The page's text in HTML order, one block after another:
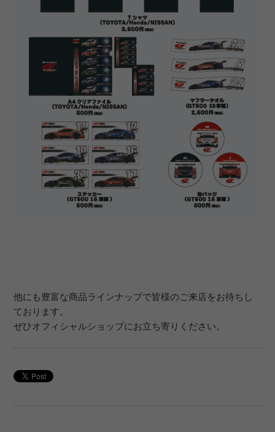
他にも豊富な商品ラインナップで皆様のご来店をお待ちし
ております。
ぜひオフィシャルショップにお立ち寄りください。